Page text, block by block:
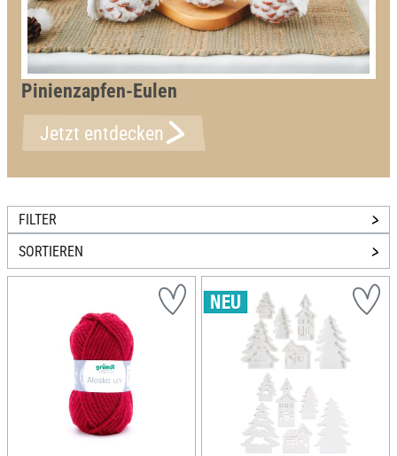
Pinienzapfen-Eulen
Jetzt entdecken
FILTER
SORTIEREN